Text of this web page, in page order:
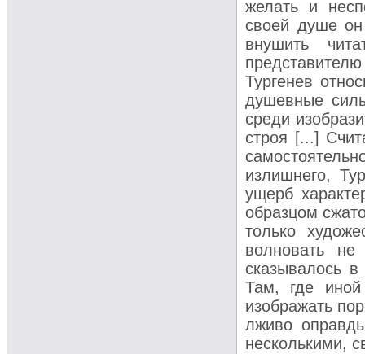
желать и
своей душе он
внушить
Тургенев
душевные
среди
строя [...]
излишнего,
ущерб
образцом
только
волновать
сказывалось
Там, где иной
изображать
лживо
несколькими,